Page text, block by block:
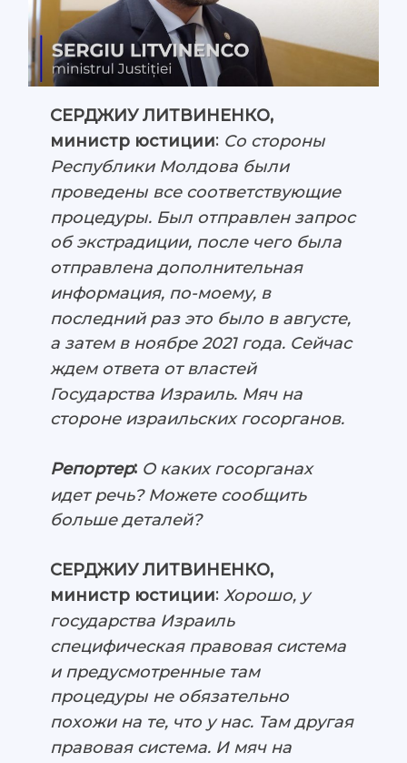
СЕРДЖИУ ЛИТВИНЕНКО,
министр юстиции: Со стороны
Республики Молдова были
проведены все соответствующие
процедуры. Был отправлен запрос
об экстрадиции, после чего была
отправлена дополнительная
информация, по-моему, в
последний раз это было в августе,
а затем в ноябре 2021 года. Сейчас
ждем ответа от властей
Государства Израиль. Мяч на
стороне израильских госорганов.
Репортер: О каких госорганах
идет речь? Можете сообщить
больше деталей?
СЕРДЖИУ ЛИТВИНЕНКО,
министр юстиции: Хорошо, у
государства Израиль
специфическая правовая система
и предусмотренные там
процедуры не обязательно
похожи на те, что у нас. Там другая
правовая система. И мяч на